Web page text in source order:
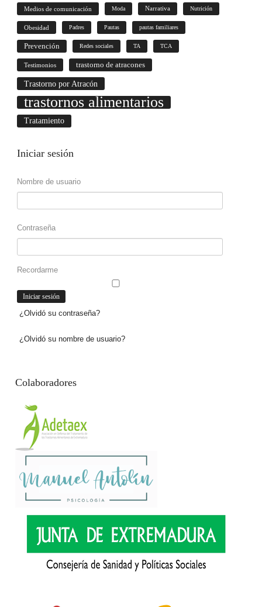
Medios de comunicación Moda Narrativa Nutrición
Obesidad Padres Pautas pautas familiares
Prevención Redes sociales TA TCA
Testimonios trastorno de atracones
Trastorno por Atracón
trastornos alimentarios
Tratamiento
Iniciar sesión
Nombre de usuario
Contraseña
Recordarme
¿Olvidó su contraseña?
¿Olvidó su nombre de usuario?
Colaboradores